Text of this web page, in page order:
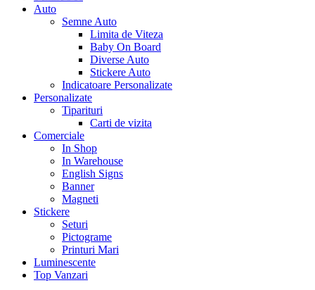
Auto
Semne Auto
Limita de Viteza
Baby On Board
Diverse Auto
Stickere Auto
Indicatoare Personalizate
Personalizate
Tiparituri
Carti de vizita
Comerciale
In Shop
In Warehouse
English Signs
Banner
Magneti
Stickere
Seturi
Pictograme
Printuri Mari
Luminescente
Top Vanzari